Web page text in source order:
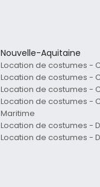
Nouvelle-Aquitaine
Location de costumes -
Location de costumes -
Location de costumes -
Location de costumes -
Maritime
Location de costumes -
Location de costumes -